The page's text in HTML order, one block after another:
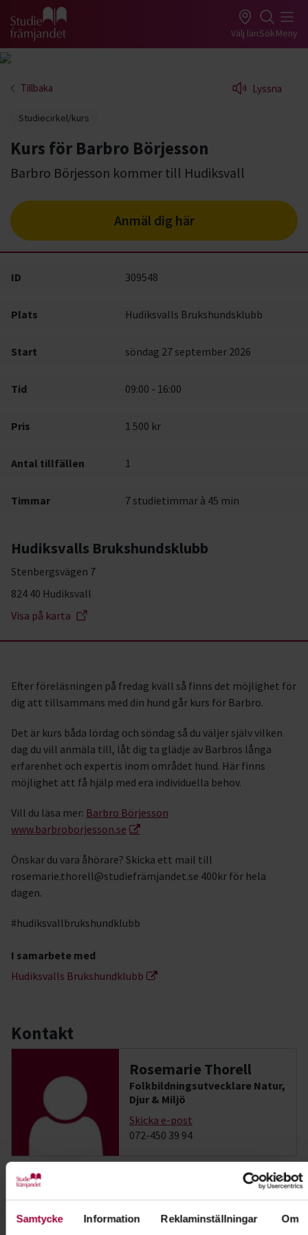
Samtycke Information Reklaminställningar Om
Gå till studiefrämjandets startsida Välj länSökMeny
Tillbaka Lyssna
Studiecirkel/kurs
Kurs för Barbro Börjesson
Barbro Börjesson kommer till Hudiksvall
Anmäl dig här
ID 309548
Plats Hudiksvalls Brukshundsklubb
Start söndag 27 september 2026
Tid 09:00 - 16:00
Pris 1 500 kr
Antal tillfällen 1
Timmar 7 studietimmar à 45 min
Hudiksvalls Brukshundsklubb
Stenbergsvägen 7
824 40 Hudiksvall
Visa på karta
Efter föreläsningen på fredag kväll så finns det möjlighet för
dig att tillsammans med din hund går kurs för Barbro.
Det är kurs båda lördag och söndag så du väljer själv vilken
dag du vill anmäla till, låt dig ta glädje av Barbros långa
erfarenhet och expertis inom området hund. Här finns
möjlighet att få hjälp med era individuella behov.
Vill du läsa mer: Barbro Börjesson
www.barbroborjesson.se
Önskar du vara åhörare? Skicka ett mail till
rosemarie.thorell@studiefrämjandet.se 400kr för hela
dagen.
#hudiksvallbrukshundklubb
I samarbete med
Hudiksvalls Brukshundklubb
Kontakt
Rosemarie Thorell
Folkbildningsutvecklare Natur,
Djur & Miljö
Skicka e-post
072-450 39 94